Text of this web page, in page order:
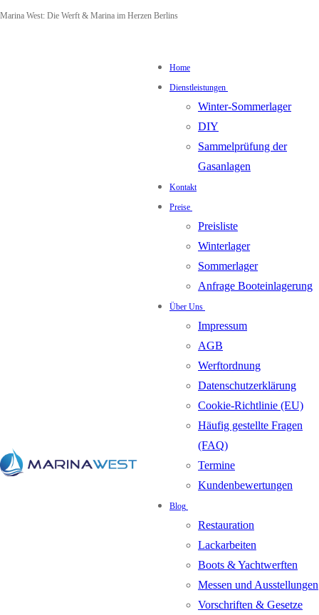
Zum
Menü
Schließen
Marina West: Die Werft & Marina im Herzen Berlins
Home
Dienstleistungen
Winter-Sommerlager
DIY
Sammelprüfung der
Gasanlagen
Kontakt
Preise
Preisliste
Winterlager
Sommerlager
Anfrage Booteinlagerung
Über Uns
Impressum
AGB
Werftordnung
Datenschutzerklärung
Cookie-Richtlinie (EU)
Häufig gestellte Fragen
(FAQ)
Termine
Kundenbewertungen
Blog
Restauration
Lackarbeiten
Boots & Yachtwerften
Messen und Ausstellungen
Vorschriften & Gesetze